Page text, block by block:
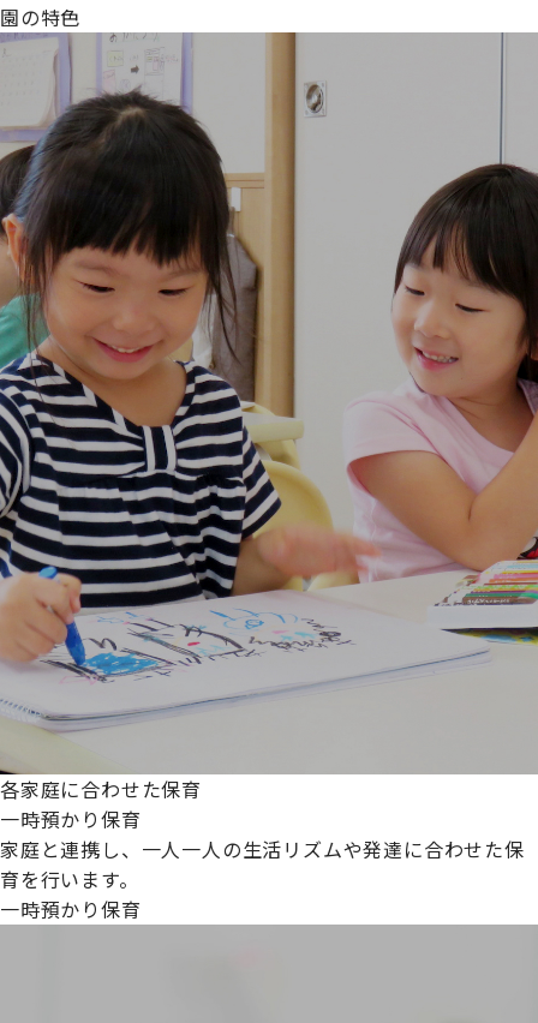
園の特色
各家庭に合わせた保育
一時預かり保育
家庭と連携し、一人一人の生活リズムや発達に合わせた保
育を行います。
一時預かり保育